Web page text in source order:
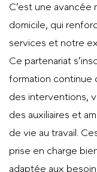
C’est une avancée
domicile, qui
services et notre
Ce partenariat
formation continue
des interventions,
des auxiliaires et
de vie au travail.
prise en charge
adaptée aux